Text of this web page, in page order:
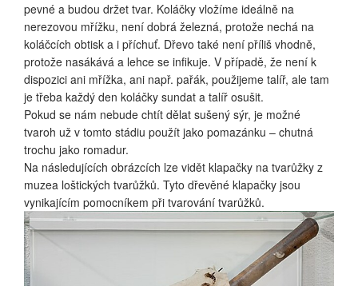
pevné a budou držet tvar. Koláčky vložíme ideálně na
nerezovou mřížku, není dobrá železná, protože nechá na
koláčcích obtisk a i příchuť. Dřevo také není příliš vhodně,
protože nasákává a lehce se infikuje. V případě, že není k
dispozici ani mřížka, ani např. pařák, použijeme talíř, ale tam
je třeba každý den koláčky sundat a talíř osušit.
Pokud se nám nebude chtít dělat sušený sýr, je možné
tvaroh už v tomto stádiu použít jako pomazánku – chutná
trochu jako romadur.
Na následujících obrázcích lze vidět klapačky na tvarůžky z
muzea loštických tvarůžků. Tyto dřevěné klapačky jsou
vynikajícím pomocníkem při tvarování tvarůžků.